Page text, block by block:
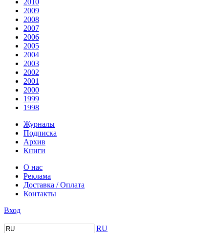
2010
2009
2008
2007
2006
2005
2004
2003
2002
2001
2000
1999
1998
Журналы
Подписка
Архив
Книги
О нас
Реклама
Доставка / Оплата
Контакты
Вход
RU